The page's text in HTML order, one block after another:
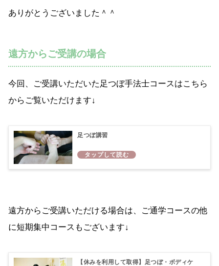
ありがとうございました＾＾
遠方からご受講の場合
今回、ご受講いただいた足つぼ手法士コースはこちら
からご覧いただけます↓
足つぼ講習
遠方からご受講いただける場合は、ご通学コースの他
に短期集中コースもございます↓
【休みを利用して取得】足つぼ・ボディケ